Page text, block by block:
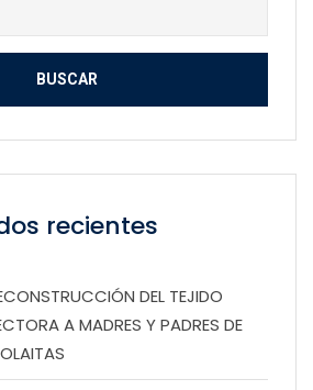
recientes
DEL TEJIDO
A MADRES Y PADRES DE